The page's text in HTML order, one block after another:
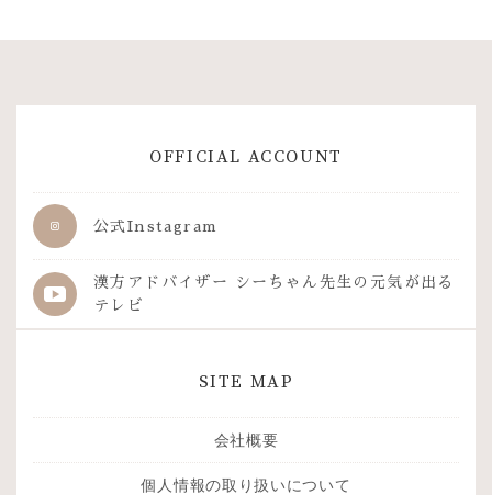
OFFICIAL ACCOUNT
公式Instagram
漢方アドバイザー シーちゃん先生の 元気が出る
テレビ
SITE MAP
会社概要
個人情報の取り扱いについて